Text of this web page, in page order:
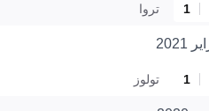
1 تروا
1 تولوز